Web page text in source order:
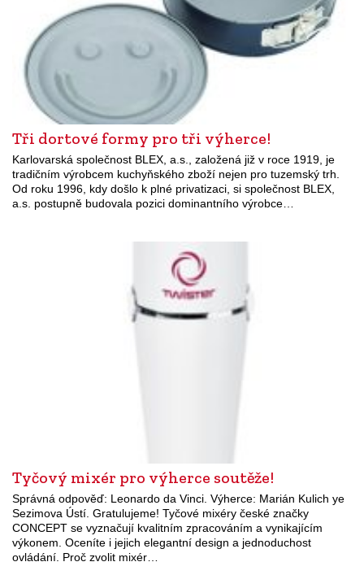
Tři dortové formy pro tři výherce!
Karlovarská společnost BLEX, a.s., založená již v roce 1919, je
tradičním výrobcem kuchyňského zboží nejen pro tuzemský trh.
Od roku 1996, kdy došlo k plné privatizaci, si společnost BLEX,
a.s. postupně budovala pozici dominantního výrobce…
Tyčový mixér pro výherce soutěže!
Správná odpověď: Leonardo da Vinci. Výherce: Marián Kulich ye
Sezimova Ústí. Gratulujeme! Tyčové mixéry české značky
CONCEPT se vyznačují kvalitním zpracováním a vynikajícím
výkonem. Oceníte i jejich elegantní design a jednoduchost
ovládání. Proč zvolit mixér…